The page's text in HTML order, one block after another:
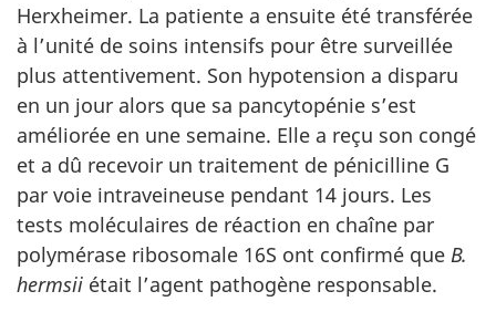
Herxheimer. La patiente a ensuite été transférée
à l’unité de soins intensifs pour être surveillée
plus attentivement. Son hypotension a disparu
en un jour alors que sa pancytopénie s’est
améliorée en une semaine. Elle a reçu son congé
et a dû recevoir un traitement de pénicilline G
par voie intraveineuse pendant 14 jours. Les
tests moléculaires de réaction en chaîne par
polymérase ribosomale 16S ont confirmé que B.
hermsii était l’agent pathogène responsable.